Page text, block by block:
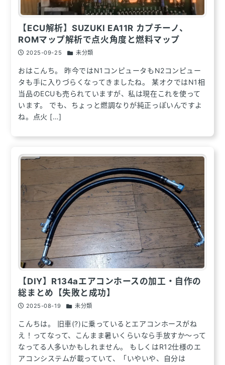
【ECU解析】SUZUKI EA11R カプチーノ、
ROMマップ解析で点火角度と燃料マップ
2025-09-25 未分類
おはこんち。 昨今ではN1コンピュータもN2コンピュー
タも手に入りづらくなってきましたね。 某オクではN1相
当品のECUも売られていますが、私は現在これを使って
います。 でも、ちょっと燃調なりが純正っぽいんですよ
ね。点火 […]
【DIY】R134aエアコンホースの加工・自作の
総まとめ【失敗と成功】
2025-08-19 未分類
こんちは。 旧車(?)に乗っているとエアコンホースがね
え！ってなって、こんまま暑いくらいなら手放すか～って
なってる人多いかもしれません。 もしくはR12仕様のエ
アコンシステムが載っていて、「いやいや、自分は